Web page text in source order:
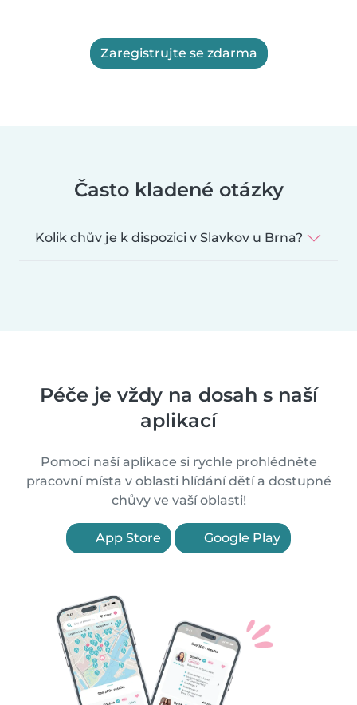
Zaregistrujte se zdarma
Často kladené otázky
Kolik chův je k dispozici v Slavkov u Brna?
Péče je vždy na dosah s naší
aplikací
Pomocí naší aplikace si rychle prohlédněte
pracovní místa v oblasti hlídání dětí a dostupné
chůvy ve vaší oblasti!
App Store Google Play